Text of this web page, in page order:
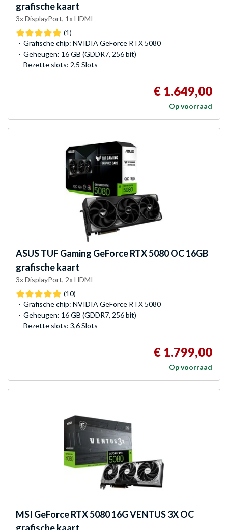
grafische kaart
3x DisplayPort, 1x HDMI
(1)
Grafische chip: NVIDIA GeForce RTX 5080
Geheugen: 16 GB (GDDR7, 256 bit)
Bezette slots: 2,5 Slots
€ 1.649,00
Op voorraad
ASUSTUF Gaming GeForce RTX 5080 OC 16GB
grafische kaart
3x DisplayPort, 2x HDMI
(10)
Grafische chip: NVIDIA GeForce RTX 5080
Geheugen: 16 GB (GDDR7, 256 bit)
Bezette slots: 3,6 Slots
€ 1.799,00
Op voorraad
MSI GeForce RTX 5080 16G VENTUS 3X OC